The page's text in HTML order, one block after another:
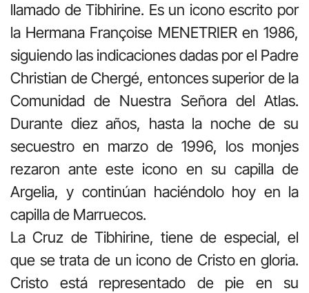
llamado de Tibhirine. Es un icono escrito por
la Hermana Françoise MENETRIER en 1986,
siguiendo las indicaciones dadas por el Padre
Christian de Chergé, entonces superior de la
Comunidad de Nuestra Señora del Atlas.
Durante diez años, hasta la noche de su
secuestro en marzo de 1996, los monjes
rezaron ante este icono en su capilla de
Argelia, y continúan haciéndolo hoy en la
capilla de Marruecos.
La Cruz de Tibhirine, tiene de especial, el
que se trata de un icono de Cristo en gloria.
Cristo está representado de pie en su